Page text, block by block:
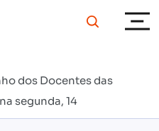
dos Docentes das
segunda, 14